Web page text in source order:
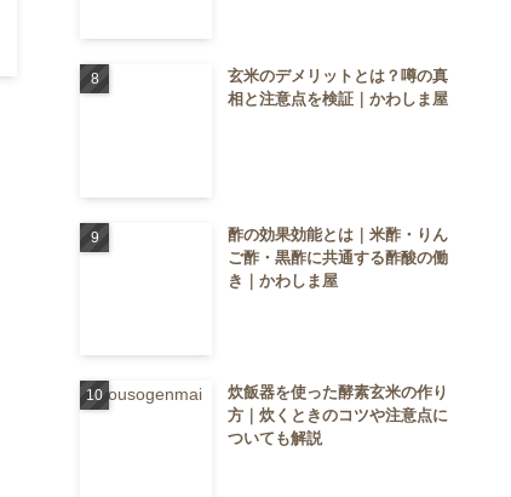
玄米のデメリットとは？噂の真
相と注意点を検証｜かわしま屋
酢の効果効能とは｜米酢・りん
ご酢・黒酢に共通する酢酸の働
き｜かわしま屋
炊飯器を使った酵素玄米の作り
方｜炊くときのコツや注意点に
ついても解説